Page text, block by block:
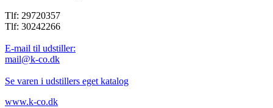
Tlf: 29720357
Tlf: 30242266
E-mail til udstiller:
mail@k-co.dk
Se varen i udstillers eget katalog
www.k-co.dk